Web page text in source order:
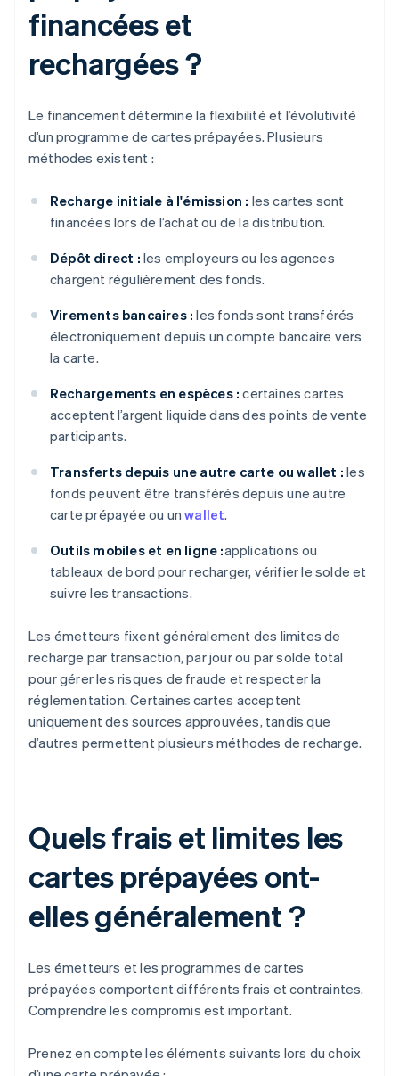
financées et
rechargées ?
Le financement détermine la flexibilité et l’évolutivité
d’un programme de cartes prépayées. Plusieurs
méthodes existent :
Recharge initiale à l'émission : les cartes sont
financées lors de l’achat ou de la distribution.
Dépôt direct : les employeurs ou les agences
chargent régulièrement des fonds.
Virements bancaires : les fonds sont transférés
électroniquement depuis un compte bancaire vers
la carte.
Rechargements en espèces : certaines cartes
acceptent l’argent liquide dans des points de vente
participants.
Transferts depuis une autre carte ou wallet : les
fonds peuvent être transférés depuis une autre
carte prépayée ou unwallet.
Outils mobiles et en ligne :applications ou
tableaux de bord pour recharger, vérifier le solde et
suivre les transactions.
Les émetteurs fixent généralement des limites de
recharge par transaction, par jour ou par solde total
pour gérer les risques de fraude et respecter la
réglementation. Certaines cartes acceptent
uniquement des sources approuvées, tandis que
d’autres permettent plusieurs méthodes de recharge.
Quels frais et limites les
cartes prépayées ont-
elles généralement ?
Les émetteurs et les programmes de cartes
prépayées comportent différents frais et contraintes.
Comprendre les compromis est important.
Prenez en compte les éléments suivants lors du choix